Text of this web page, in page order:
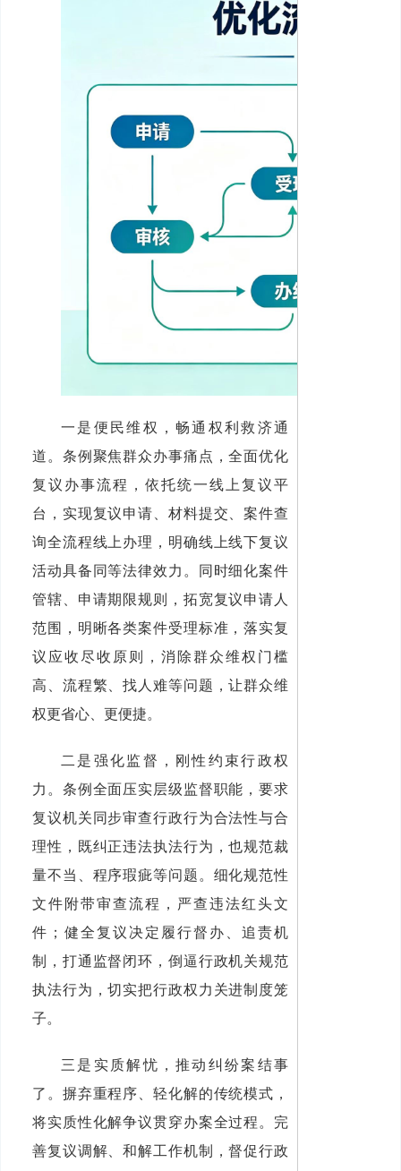
一是便民维权，畅通权利救济通
道。条例聚焦群众办事痛点，全面优化
复议办事流程，依托统一线上复议平
台，实现复议申请、材料提交、案件查
询全流程线上办理，明确线上线下复议
活动具备同等法律效力。同时细化案件
管辖、申请期限规则，拓宽复议申请人
范围，明晰各类案件受理标准，落实复
议应收尽收原则，消除群众维权门槛
高、流程繁、找人难等问题，让群众维
权更省心、更便捷。
二是强化监督，刚性约束行政权
力。条例全面压实层级监督职能，要求
复议机关同步审查行政行为合法性与合
理性，既纠正违法执法行为，也规范裁
量不当、程序瑕疵等问题。细化规范性
文件附带审查流程，严查违法红头文
件；健全复议决定履行督办、追责机
制，打通监督闭环，倒逼行政机关规范
执法行为，切实把行政权力关进制度笼
子。
三是实质解忧，推动纠纷案结事
了。摒弃重程序、轻化解的传统模式，
将实质性化解争议贯穿办案全过程。完
善复议调解、和解工作机制，督促行政